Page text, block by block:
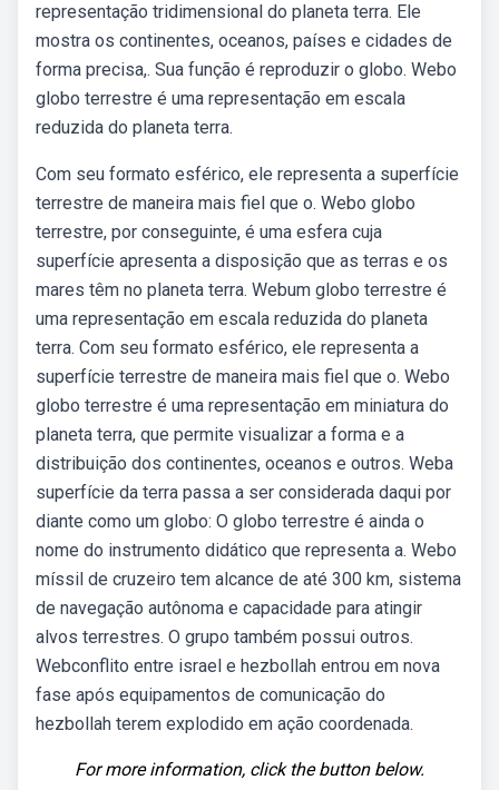
representação tridimensional do planeta terra. Ele
mostra os continentes, oceanos, países e cidades de
forma precisa,. Sua função é reproduzir o globo. Webo
globo terrestre é uma representação em escala
reduzida do planeta terra.
Com seu formato esférico, ele representa a superfície
terrestre de maneira mais fiel que o. Webo globo
terrestre, por conseguinte, é uma esfera cuja
superfície apresenta a disposição que as terras e os
mares têm no planeta terra. Webum globo terrestre é
uma representação em escala reduzida do planeta
terra. Com seu formato esférico, ele representa a
superfície terrestre de maneira mais fiel que o. Webo
globo terrestre é uma representação em miniatura do
planeta terra, que permite visualizar a forma e a
distribuição dos continentes, oceanos e outros. Weba
superfície da terra passa a ser considerada daqui por
diante como um globo: O globo terrestre é ainda o
nome do instrumento didático que representa a. Webo
míssil de cruzeiro tem alcance de até 300 km, sistema
de navegação autônoma e capacidade para atingir
alvos terrestres. O grupo também possui outros.
Webconflito entre israel e hezbollah entrou em nova
fase após equipamentos de comunicação do
hezbollah terem explodido em ação coordenada.
For more information, click the button below.